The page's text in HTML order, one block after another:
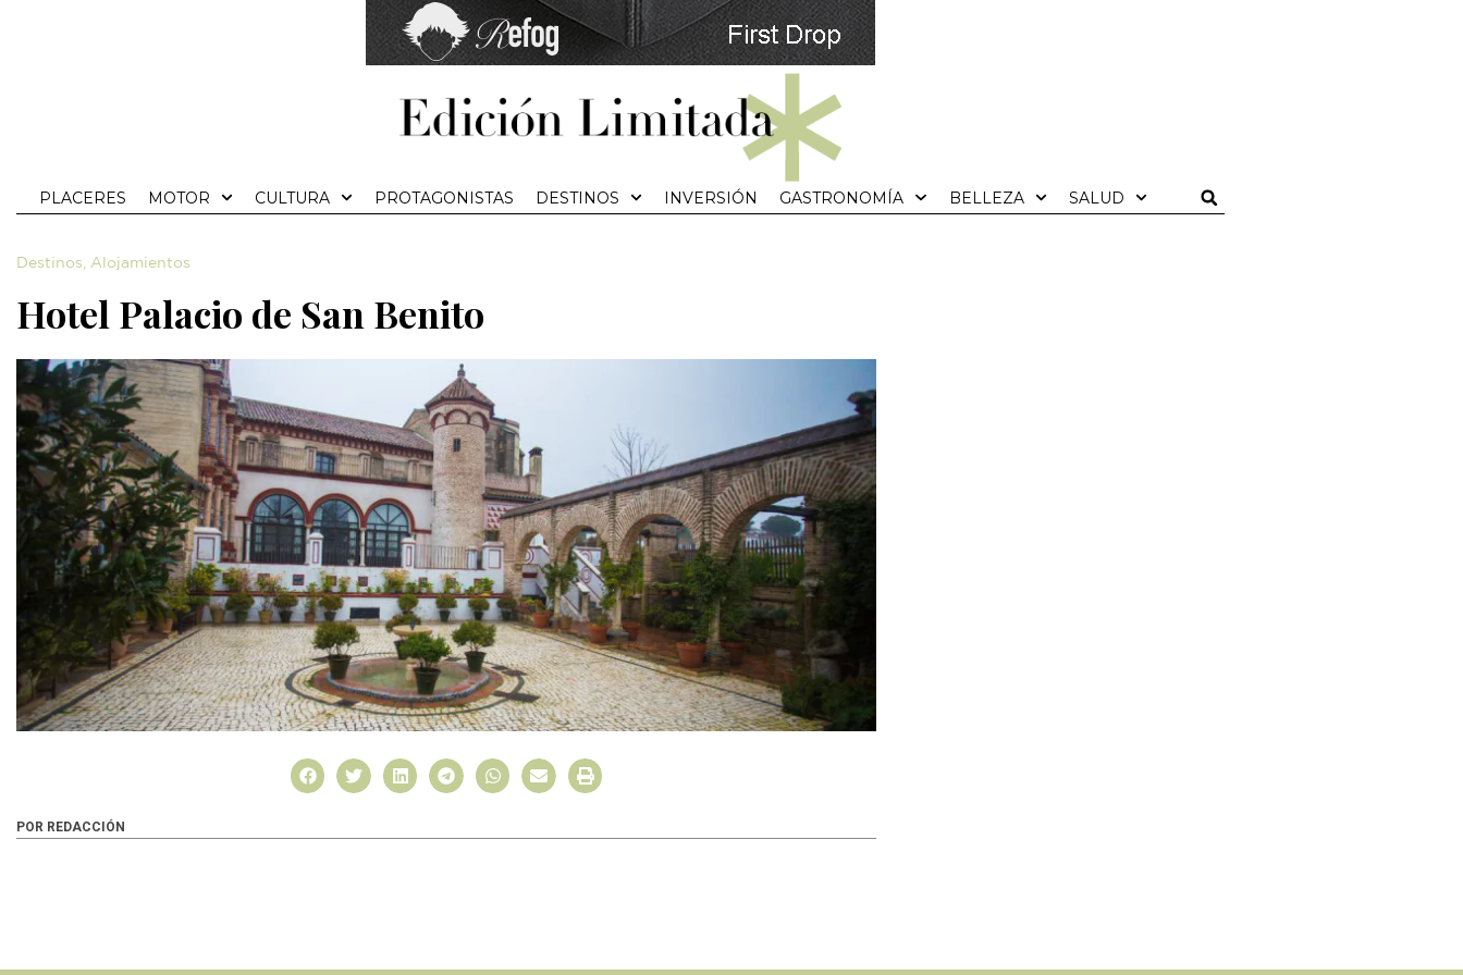
PLACERES MOTOR CULTURA PROTAGONISTAS DESTINOS INVERSIÓN GASTRONOMÍA BELLEZA SALUD
Destinos Alojamientos
Hotel Palacio de San Benito
POR REDACCIÓN